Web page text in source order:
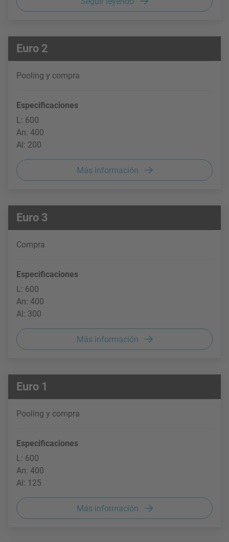
Euro 2
Pooling y compra
Especificaciones
L: 600
An: 400
Al: 200
Más información
Euro 3
Compra
Especificaciones
L: 600
An: 400
Al: 300
Más información
Euro 1
Pooling y compra
Especificaciones
L: 600
An: 400
Al: 125
Más información